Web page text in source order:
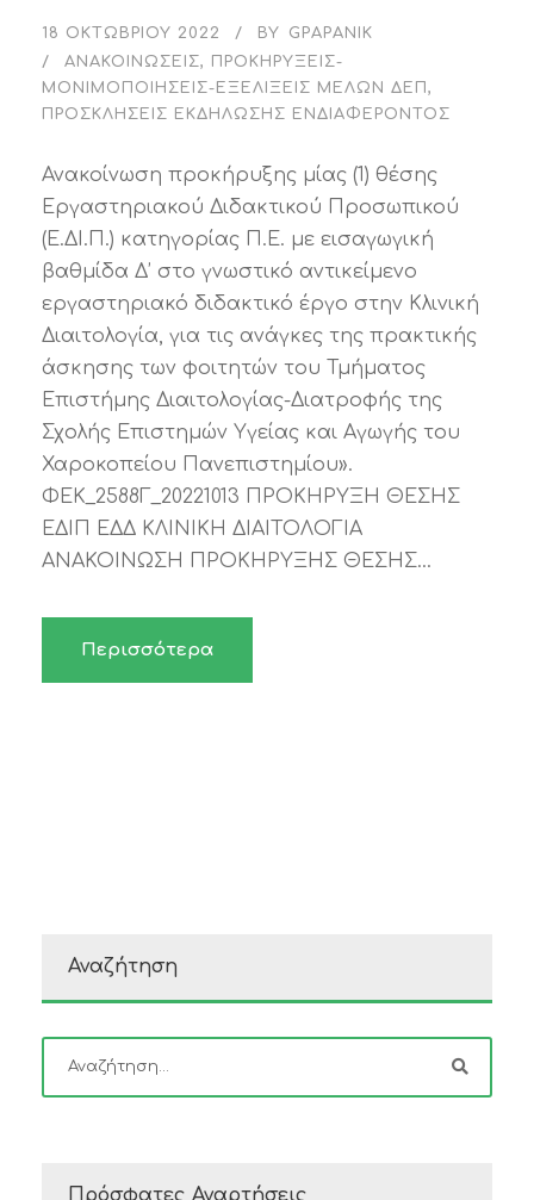
18 ΟΚΤΩΒΡΊΟΥ 2022 BY
GPAPANIK
ΑΝΑΚΟΙΝΏΣΕΙΣ,
ΠΡΟΚΗΡΎΞΕΙΣ-
ΜΟΝΙΜΟΠΟΙΉΣΕΙΣ-ΕΞΕΛΊΞΕΙΣ ΜΕΛΏΝ ΔΕΠ ,
ΠΡΟΣΚΛΉΣΕΙΣ ΕΚΔΉΛΩΣΗΣ ΕΝΔΙΑΦΈΡΟΝΤΟΣ
Ανακοίνωση προκήρυξης μίας (1) θέσης
Εργαστηριακού Διδακτικού Προσωπικού
(Ε.ΔΙ.Π.) κατηγορίας Π.Ε. με εισαγωγική
βαθμίδα Δ’ στο γνωστικό αντικείμενο
εργαστηριακό διδακτικό έργο στην Κλινική
Διαιτολογία, για τις ανάγκες της πρακτικής
άσκησης των φοιτητών του Τμήματος
Επιστήμης Διαιτολογίας-Διατροφής της
Σχολής Επιστημών Υγείας και Αγωγής του
Χαροκοπείου Πανεπιστημίου».
ΦΕΚ_2588Γ_20221013 ΠΡΟΚΗΡΥΞΗ ΘΕΣΗΣ
ΕΔΙΠ ΕΔΔ ΚΛΙΝΙΚΗ ΔΙΑΙΤΟΛΟΓΙΑ
ΑΝΑΚΟΙΝΩΣΗ ΠΡΟΚΗΡΥΞΗΣ ΘΕΣΗΣ...
Περισσότερα
Αναζήτηση
Πρόσφατες Αναρτήσεις